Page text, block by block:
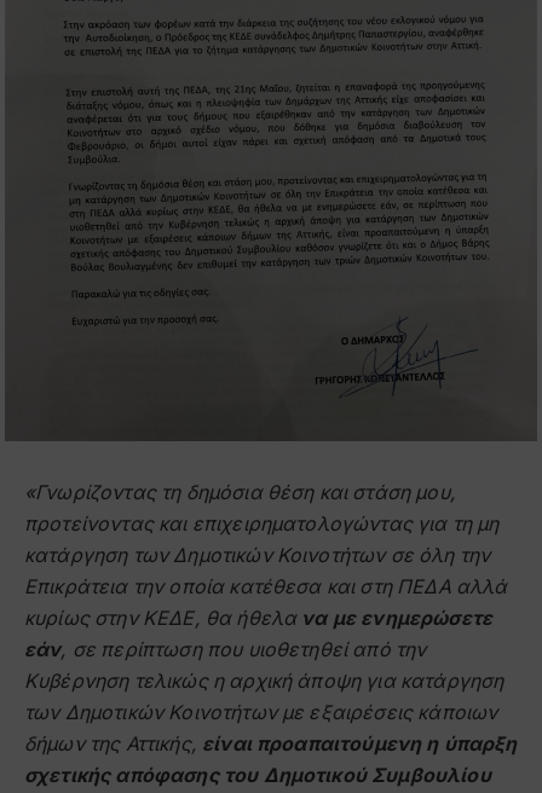
«Γνωρίζοντας τη δημόσια θέση και στάση μου,
προτείνοντας και επιχειρηματολογώντας για τη μη
κατάργηση των Δημοτικών Κοινοτήτων σε όλη την
Επικράτεια την οποία κατέθεσα και στη ΠΕΔΑ αλλά
κυρίως στην ΚΕΔΕ, θα ήθελα να με ενημερώσετε
εάν, σε περίπτωση που υιοθετηθεί από την
Κυβέρνηση τελικώς η αρχική άποψη για κατάργηση
των Δημοτικών Κοινοτήτων με εξαιρέσεις κάποιων
δήμων της Αττικής, είναι προαπαιτούμενη η ύπαρξη
σχετικής απόφασης του Δημοτικού Συμβουλίου